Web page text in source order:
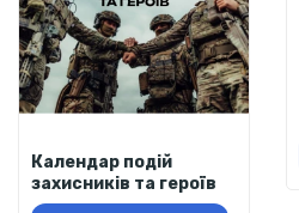
Календар подій
захисників та героїв